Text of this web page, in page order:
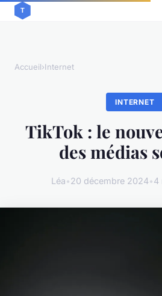
Accueil›Internet
INTERNET
TikTok : le
des médias
Léa•20 décembre 2024•4